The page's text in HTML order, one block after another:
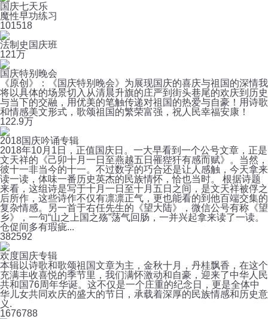
国庆七天乐
魔性早功练习
101518
法制史国庆班
121万
国庆特别晚会
《原创》：《国庆特别晚会》为展现国庆的喜庆与祖国的深情我
将以具体的场景切入从清晨升旗的庄严到街头巷尾的欢庆到历史
与当下的交融，用优美的笔触传递对祖国的热爱与自豪！用诗歌
和情感美文形式，歌颂祖国的繁荣富强，祝人民幸福安康！
122.9万
2018国庆吟诵专辑
2018年10月1日，正值国庆日。一大早看到一个公号文章，正是
文天祥的《己卯十月一日至燕越五日罹狴犴有感而赋》。当然，
彼十一非当今的十一。不过数字的巧合还是让人感触，今天拿来
读一读，体味一番历史英杰的民族情怀，恰也当时。 根据诗题
来看，这组诗是写于十月一日至十月五日之间，是文天祥被俘之
后所作，这些诗作不仅有凛凛正气，更也能看的到他百端交集的
复杂情感。另一首于右任先生的《望大陆》，微信公号有称《望
乡》，一句“山之上国之殇”荡气回肠，一并兴起拿来读了一读。
仓促间多有瑕疵...
382592
欢度国庆专辑
本辑以诗歌和歌颂祖国文章为主，金秋十月，丹桂飘香，在这个
充满丰收喜悦的季节里，我们满怀激动和自豪，迎来了中华人民
共和国76周年华诞。这不仅是一个庄重的纪念日，更是全体中
华儿女共同欢庆的盛大的节日，承载着深厚的民族情感和历史意
义.
1676788